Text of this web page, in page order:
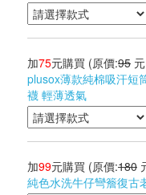
加75元購買 (原價:95
plusox薄款純棉吸汗短
襪 輕薄透氣
加99元購買 (原價:180
純色水洗牛仔彎簷復古